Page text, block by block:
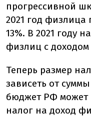
прогрессивной
2021 год физлица
13%. В 2021 году
физлиц с доходом
Теперь размер
зависеть от
бюджет РФ может
налог на доход